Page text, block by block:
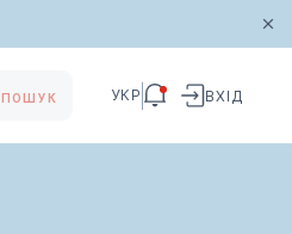
ПОШУК УКР ВХІД